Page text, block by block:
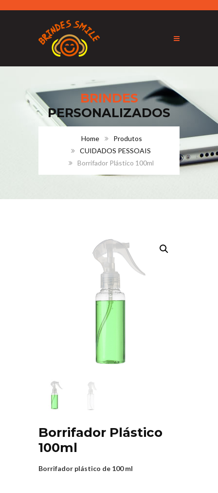
BRINDES
PERSONALIZADOS
Home
Produtos
CUIDADOS PESSOAIS
Borrifador Plástico 100ml
Borrifador Plástico
100ml
Borrifador plástico de 100 ml